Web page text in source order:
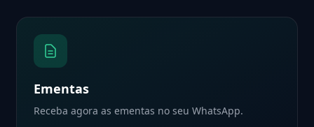
Ementas
Receba agora as ementas no seu WhatsApp.